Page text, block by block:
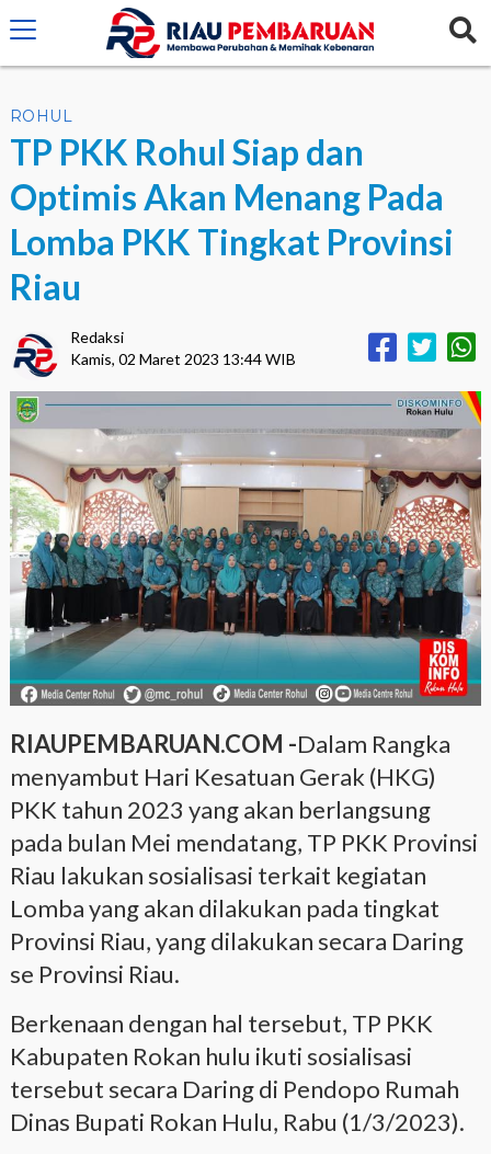
crossorigin="anonymous">
ROHUL
TP PKK Rohul Siap dan
Optimis Akan Menang Pada
Lomba PKK Tingkat Provinsi
Riau
Redaksi
Kamis, 02 Maret 2023 13:44 WIB
RIAUPEMBARUAN.COM -Dalam Rangka
menyambut Hari Kesatuan Gerak (HKG)
PKK tahun 2023 yang akan berlangsung
pada bulan Mei mendatang, TP PKK Provinsi
Riau lakukan sosialisasi terkait kegiatan
Lomba yang akan dilakukan pada tingkat
Provinsi Riau, yang dilakukan secara Daring
se Provinsi Riau.
Berkenaan dengan hal tersebut, TP PKK
Kabupaten Rokan hulu ikuti sosialisasi
tersebut secara Daring di Pendopo Rumah
Dinas Bupati Rokan Hulu, Rabu (1/3/2023).